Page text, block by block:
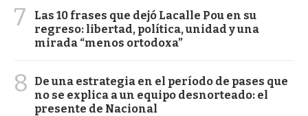
7
Las 10 frases que dejó Lacalle Pou en su
regreso: libertad, política, unidad y una
mirada “menos ortodoxa”
8
De una estrategia en el período de pases que
no se explica a un equipo desnorteado: el
presente de Nacional